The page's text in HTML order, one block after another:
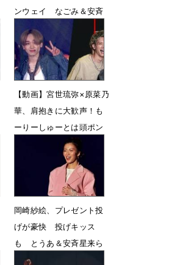
ンウェイ なごみ＆安斉
星来＆せいら
4月20日 07時34分
【動画】宮世琉弥×原菜乃
華、肩抱きに大歓声！も
ーりーしゅーとは頭ポン
3月3日 12時17分
岡崎紗絵、プレゼント投
げが豪快 投げキッス
も とうあ＆安斉星来ら
も登場